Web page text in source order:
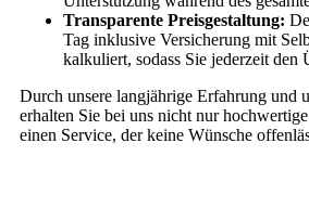
Transparente Preisgestaltung:
Tag inklusive Versicherung mit
kalkuliert, sodass Sie jederzeit den
Durch unsere langjährige Erfahrung und
erhalten Sie bei uns nicht nur
einen Service, der keine Wünsche